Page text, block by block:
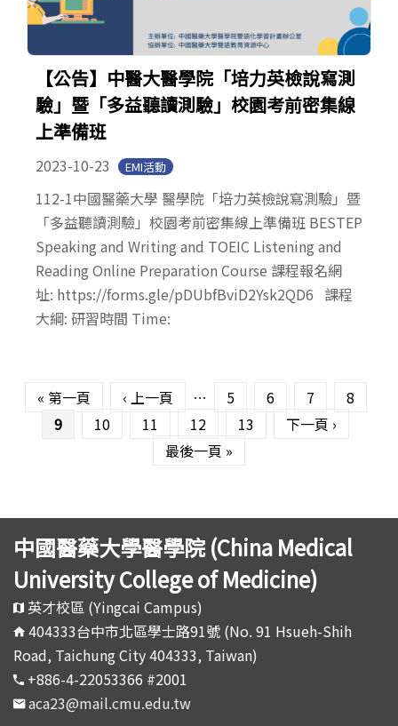
【公告】中醫大醫學院「培力英檢說寫測
驗」暨「多益聽讀測驗」校園考前密集線
上準備班
2023-10-23 EMI活動
112-1中國醫藥大學 醫學院「培力英檢說寫測驗」暨
「多益聽讀測驗」校園考前密集線上準備班 BESTEP
Speaking and Writing and TOEIC Listening and
Reading Online Preparation Course 課程報名網
址: https://forms.gle/pDUbfBviD2Ysk2QD6 課程
大綱: 研習時間 Time:
« 第一頁 ‹ 上一頁 … 5 6 7
8
9
10 11 12 13
下一頁 ›
最後一頁 »
中國醫藥大學醫學院 (China Medical
University College of Medicine)
英才校區 (Yingcai Campus)
404333台中市北區學士路91號 (No. 91 Hsueh-Shih
Road, Taichung City 404333, Taiwan)
+886-4-22053366 #2001
aca23@mail.cmu.edu.tw